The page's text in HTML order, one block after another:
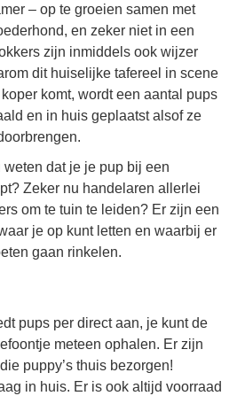
– op te groeien samen met
en zeker niet in een
zijn inmiddels ook wijzer
dit huiselijke tafereel in scene
komt, wordt een aantal pups
en in huis geplaatst alsof ze
dat je je pup bij een
Zeker nu handelaren allerlei
om te tuin te leiden? Er zijn een
je op kunt letten en waarbij er
gaan rinkelen.
pups per direct aan, je kunt de
meteen ophalen. Er zijn
puppy’s thuis bezorgen!
in huis. Er is ook altijd voorraad